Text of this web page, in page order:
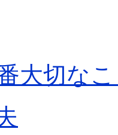
大切な